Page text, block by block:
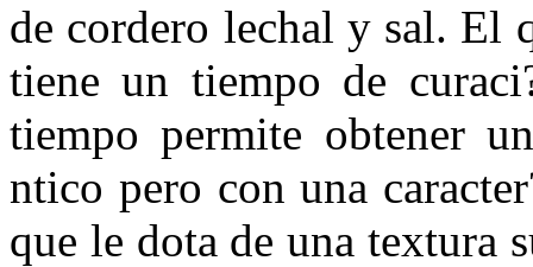
de cordero lechal y sal. El
tiene un tiempo de
tiempo permite obtener
ntico pero con una
que le dota de una textura